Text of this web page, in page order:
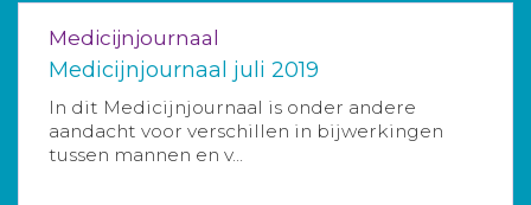
Medicijnjournaal
Medicijnjournaal juli 2019
In dit Medicijnjournaal is onder andere
aandacht voor verschillen in bijwerkingen
tussen mannen en v...